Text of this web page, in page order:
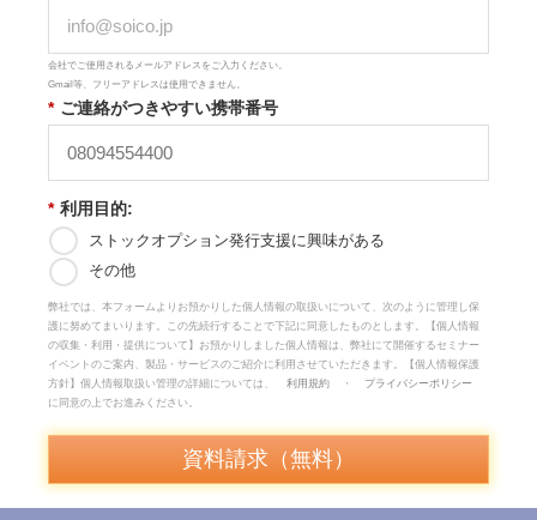
会社でご使用されるメールアドレスをご入力ください。
Gmail等、フリーアドレスは使用できません。
* ご連絡がつきやすい携帯番号
* 利用目的:
ストックオプション発行支援に興味がある
その他
弊社では、本フォームよりお預かりした個人情報の取扱いについて、次のように管理し保
護に努めてまいります。 この先続行することで下記に同意したものとします。【個人情報
の収集・利用・提供について】お預かりしました個人情報は、弊社にて開催するセミナー
イベントのご案内、製品・サービスのご紹介に利用させていただきます。【個人情報保護
方針】個人情報取扱い管理の詳細については、
利用規約 ・
プライバシーポリシー
に同意の上でお進みください。
資料請求（無料）